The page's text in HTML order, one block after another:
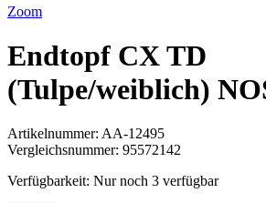
Zoom
Endtopf CX TD
(Tulpe/weiblich)
Artikelnummer: AA-12495
Vergleichsnummer: 95572142
Verfügbarkeit: Nur noch 3 verfügbar